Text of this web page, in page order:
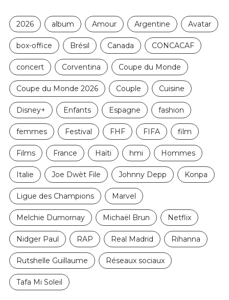
2026 album Amour Argentine Avatar
box-office Brésil Canada CONCACAF
concert Corventina Coupe du Monde
Coupe du Monde 2026 Couple Cuisine
Disney+ Enfants Espagne fashion
femmes Festival FHF FIFA film
Films France Haïti hmi Hommes
Italie Joe Dwèt File Johnny Depp Konpa
Ligue des Champions Marvel
Melchie Dumornay Michaël Brun Netflix
Nidger Paul RAP Real Madrid Rihanna
Rutshelle Guillaume Réseaux sociaux
Tafa Mi Soleil